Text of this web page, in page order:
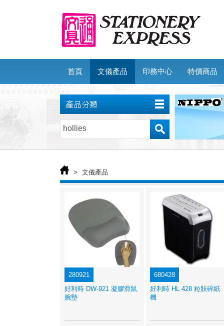
首頁 文儀產品 印務中心 特價商品
> 文儀產品
280921
好利時 DW-921 凝膠滑鼠
腕墊
680428
好利時 HL 428 粒狀碎紙
機